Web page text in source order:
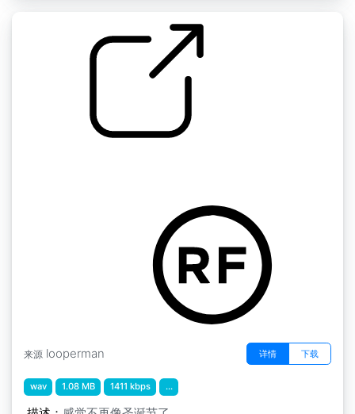
来源 looperman 详情 下载
wav 1.08 MB 1411 kbps ...